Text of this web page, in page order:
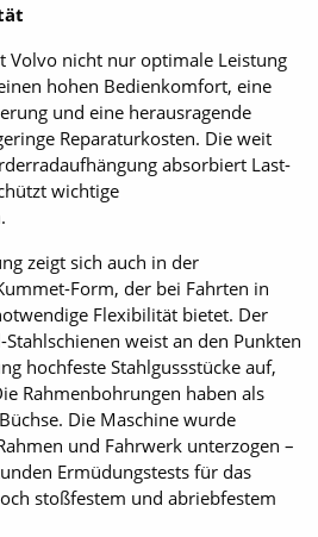
Volvo nicht nur optimale Leistung
hohen Bedienkomfort, eine
und eine herausragende
Reparaturkosten. Die weit
absorbiert Last-
wichtige
zeigt sich auch in der
Form, der bei Fahrten in
Flexibilität bietet. Der
weist an den Punkten
hochfeste Stahlgussstücke auf,
Rahmenbohrungen haben als
Die Maschine wurde
und Fahrwerk unterzogen –
Ermüdungstests für das
stoßfestem und abriebfestem